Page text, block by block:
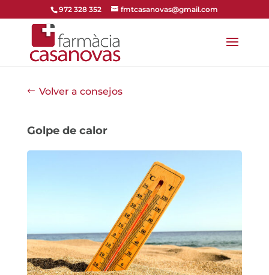
972 328 352 fmtcasanovas@gmail.com
Volver a consejos
Golpe de calor